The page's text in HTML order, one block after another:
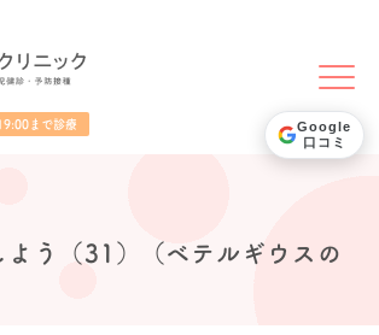
まで診療
よう（31）（ベテルギウスの
Google
口コミ